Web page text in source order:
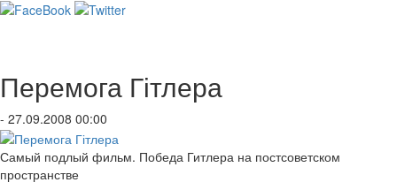
Перемога Гітлера
- 27.09.2008 00:00
Самый подлый фильм. Победа Гитлера на постсоветском
пространстве